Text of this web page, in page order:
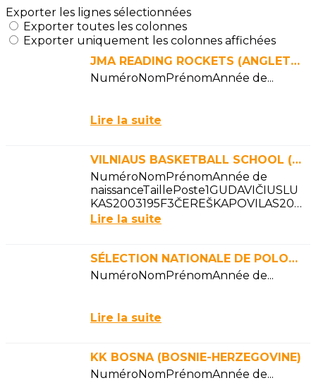
Exporter les lignes sélectionnées
Exporter toutes les colonnes
Exporter uniquement les colonnes affichées
JMA READING ROCKETS (ANGLETERRE)
NuméroNomPrénomAnnée de...
Lire la suite
VILNIAUS BASKETBALL SCHOOL (LITUANIE)
NuméroNomPrénomAnnée de
naissanceTaillePoste1GUDAVIČIUSLU
KAS2003195F3ČEREŠKAPOVILAS200
3180G4GELEŽEVIČIUSMANTAS20031
Lire la suite
SÉLECTION NATIONALE DE POLOGNE
NuméroNomPrénomAnnée de...
Lire la suite
KK BOSNA (BOSNIE-HERZEGOVINE)
NuméroNomPrénomAnnée de...